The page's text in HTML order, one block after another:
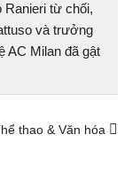
Ranieri từ chối,
và trưởng
AC Milan đã gật
thao & Văn hóa